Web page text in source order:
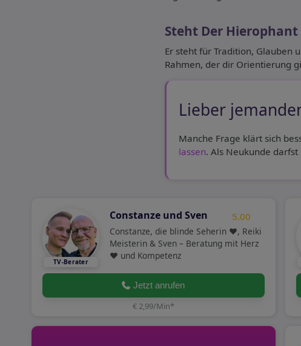
Steht Der
Er steht für Tradition, Glauben
Rahmen, der dir Orientierung
Lieber
Manche Frage klärt sich
lassen. Als Neukunde darfst
Constanze und Sven 5.00
Constanze, die blinde Seherin ❤️, Reiki
Meisterin & Sven – Beratung mit Herz
❤️ und Kompetenz
Jetzt anrufen
€ 2,99/Min*